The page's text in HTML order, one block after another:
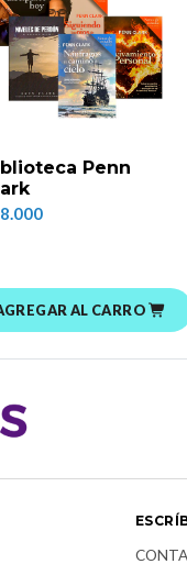
Penn
AL CARRO